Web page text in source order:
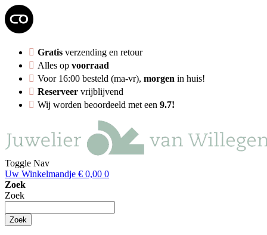
Gratis verzending en retour
Alles op voorraad
Voor 16:00 besteld (ma-vr), morgen in huis!
Reserveer vrijblijvend
Wij worden beoordeeld met een 9.7!
Toggle Nav
Uw Winkelmandje € 0,00 0
Zoek
Zoek
Zoek